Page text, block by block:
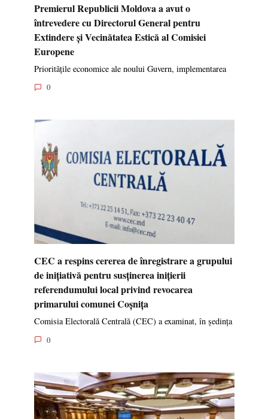
Premierul Republicii Moldova a avut o
întrevedere cu Directorul General pentru
Extindere și Vecinătatea Estică al Comisiei
Europene
Prioritățile economice ale noului Guvern, implementarea
0
CEC a respins cererea de înregistrare a grupului
de inițiativă pentru susținerea inițierii
referendumului local privind revocarea
primarului comunei Coșnița
Comisia Electorală Centrală (CEC) a examinat, în ședința
0